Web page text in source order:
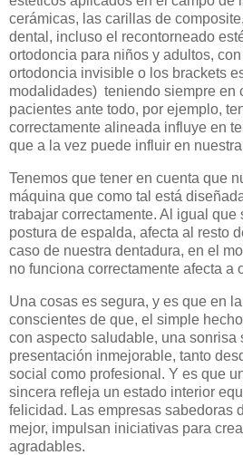
cerámicas, las carillas de
dental, incluso el recontorneado
ortodoncia para niños y adultos,
ortodoncia invisible o los brackets
modalidades) teniendo siempre en
pacientes ante todo, por ejemplo,
correctamente alineada influye en
que a la vez puede influir en
Tenemos que tener en cuenta que
máquina que como tal está
trabajar correctamente. Al igual que
postura de espalda, afecta al resto
caso de nuestra dentadura, en el
no funciona correctamente afecta a
Una cosas es segura, y es que en
conscientes de que, el simple
con aspecto saludable, una sonrisa
presentación inmejorable, tanto
social como profesional. Y es que
sincera refleja un estado interior
felicidad. Las empresas sabedoras
mejor, impulsan iniciativas para
agradables.